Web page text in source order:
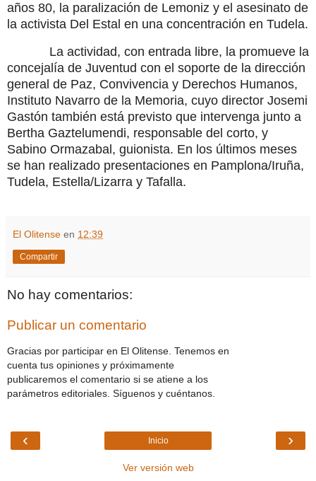
años 80, la paralización de Lemoniz y el asesinato de
la activista Del Estal en una concentración en Tudela.
La actividad, con entrada libre, la promueve la
concejalía de Juventud con el soporte de la dirección
general de Paz, Convivencia y Derechos Humanos,
Instituto Navarro de la Memoria, cuyo director Josemi
Gastón también está previsto que intervenga junto a
Bertha Gaztelumendi, responsable del corto, y
Sabino Ormazabal, guionista. En los últimos meses
se han realizado presentaciones en Pamplona/Iruña,
Tudela, Estella/Lizarra y Tafalla.
El Olitense en 12:39
Compartir
No hay comentarios:
Publicar un comentario
Gracias por participar en El Olitense. Tenemos en
cuenta tus opiniones y próximamente
publicaremos el comentario si se atiene a los
parámetros editoriales. Síguenos y cuéntanos.
‹ ›
Inicio
Ver versión web